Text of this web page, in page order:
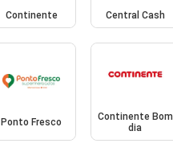
Continente Central Cash
Ponto Fresco
Continente Bom
dia